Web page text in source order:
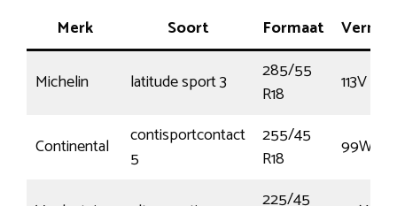
Merk Soort Formaat
Michelin latitude sport 3
285/55
R18
113V
Continental
contisportcontact
5
255/45
R18
99W
225/45